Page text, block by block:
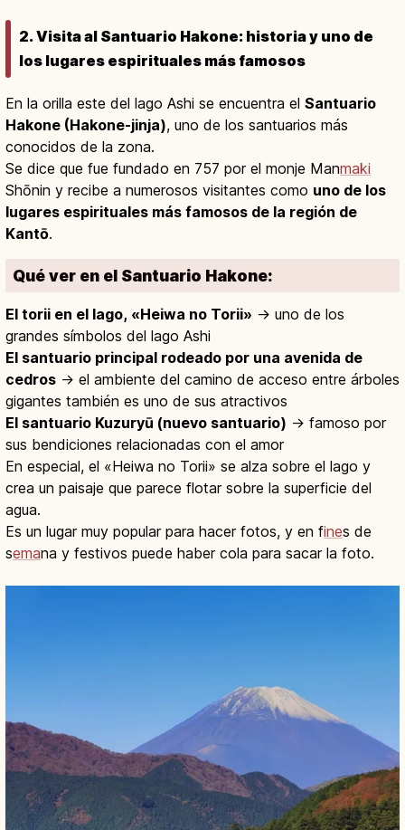
2. Visita al Santuario Hakone: historia y uno de
los lugares espirituales más famosos
En la orilla este del lago Ashi se encuentra el Santuario
Hakone (Hakone-jinja), uno de los santuarios más
conocidos de la zona.
Se dice que fue fundado en 757 por el monje Manmaki
Shōnin y recibe a numerosos visitantes como uno de los
lugares espirituales más famosos de la región de
Kantō.
Qué ver en el Santuario Hakone:
El torii en el lago, «Heiwa no Torii» → uno de los
grandes símbolos del lago Ashi
El santuario principal rodeado por una avenida de
cedros → el ambiente del camino de acceso entre árboles
gigantes también es uno de sus atractivos
El santuario Kuzuryū (nuevo santuario) → famoso por
sus bendiciones relacionadas con el amor
En especial, el «Heiwa no Torii» se alza sobre el lago y
crea un paisaje que parece flotar sobre la superficie del
agua.
Es un lugar muy popular para hacer fotos, y en fines de
semana y festivos puede haber cola para sacar la foto.